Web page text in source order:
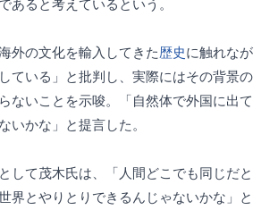
外の文化を輸入してきた歴史に触れなが
ている」と批判し、実際にはその背景の
ないことを示唆。「自然体で外国に出て
いかな」と提言した。
して茂木氏は、「人間どこでも同じだと
界とやりとりできるんじゃないかな」と